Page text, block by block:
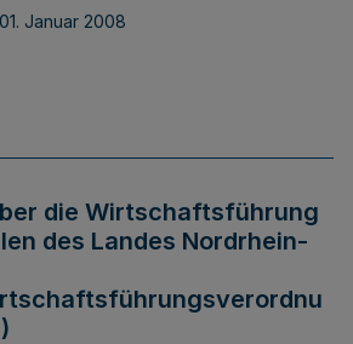
Januar 2008
die Wirtschaftsführung
des Landes Nordrhein-